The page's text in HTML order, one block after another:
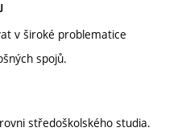
v široké problematice
spojů.
středoškolského studia.